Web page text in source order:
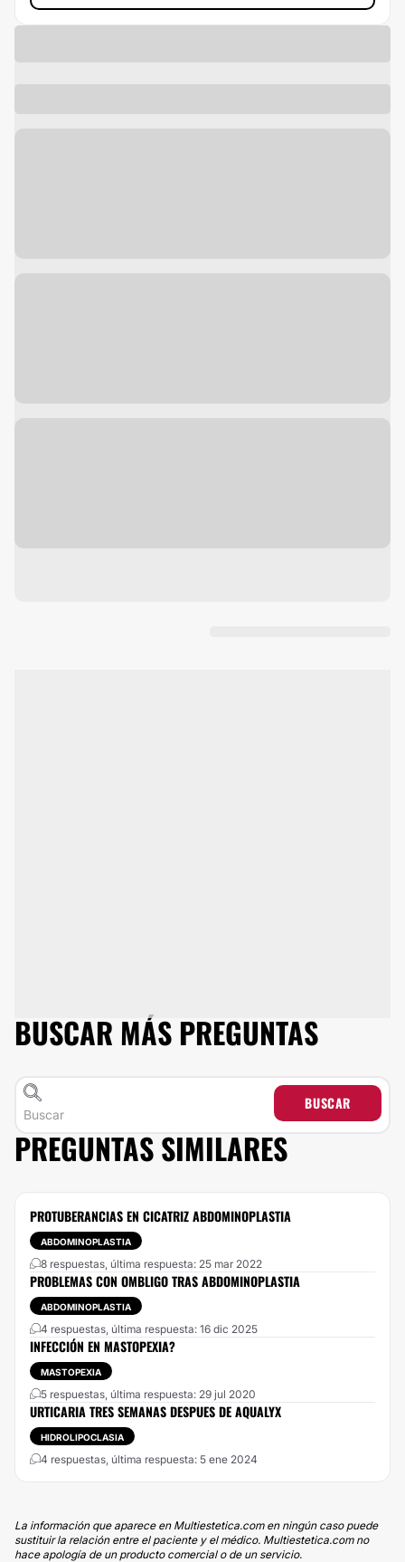
BUSCAR MÁS PREGUNTAS
BUSCAR
PREGUNTAS SIMILARES
PROTUBERANCIAS EN CICATRIZ ABDOMINOPLASTIA
ABDOMINOPLASTIA
8 respuestas, última respuesta: 25 mar 2022
PROBLEMAS CON OMBLIGO TRAS ABDOMINOPLASTIA
ABDOMINOPLASTIA
4 respuestas, última respuesta: 16 dic 2025
INFECCIÓN EN MASTOPEXIA?
MASTOPEXIA
5 respuestas, última respuesta: 29 jul 2020
URTICARIA TRES SEMANAS DESPUES DE AQUALYX
HIDROLIPOCLASIA
4 respuestas, última respuesta: 5 ene 2024
La información que aparece en Multiestetica.com en ningún caso puede
sustituir la relación entre el paciente y el médico. Multiestetica.com no
hace apología de un producto comercial o de un servicio.